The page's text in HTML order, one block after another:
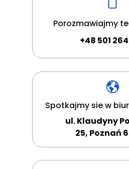
+48 501
Porozmawiajmy
ul. Klaudyny
25, Poznań
Spotkajmy sie w